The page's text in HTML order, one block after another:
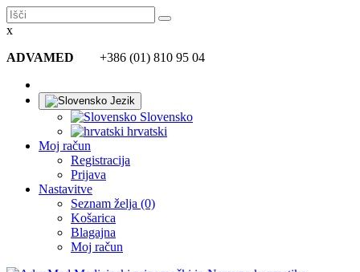
x
ADVAMED
+386 (01) 810 95 04
Jezik
Slovensko
hrvatski
Moj račun
Registracija
Prijava
Nastavitve
Seznam želja (0)
Košarica
Blagajna
Moj račun